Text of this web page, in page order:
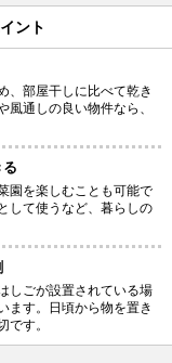
ント
、部屋干しに比べて乾き
風通しの良い物件なら、
園を楽しむことも可能で
して使うなど、暮らしの
しごが設置されている場
ます。日頃から物を置き
です。